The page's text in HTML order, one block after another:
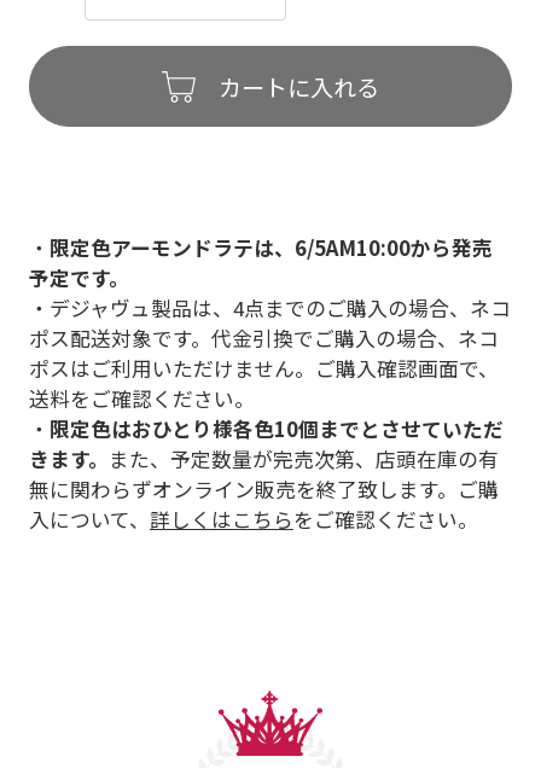
カートに入れる
・ 限定色アーモンドラテは、6/5AM10:00から発売
予定です。
・デジャヴュ製品は、4点までのご購入の場合、ネコ
ポス配送対象です。代金引換でご購入の場合、ネコ
ポスはご利用いただけません。ご購入確認画面で、
送料をご確認ください。
・ 限定色はおひとり様各色10個までとさせていただ
きます。 また、予定数量が完売次第、店頭在庫の有
無に関わらずオンライン販売を終了致します。ご購
入について、 詳しくはこちらをご確認ください。